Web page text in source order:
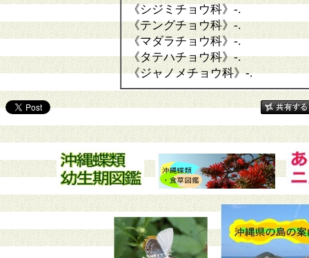
《シジミチョウ科》 -.
《テングチョウ科》-.
《マダラチョウ科》-.
《タテハチョウ科》-.
《ジャノメチョウ科》-.